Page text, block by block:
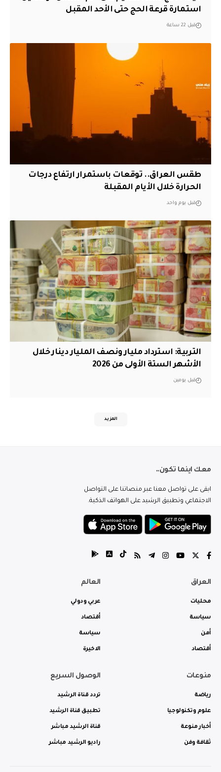
استمارة قرعة الحج حتى الأحد المقبل
قبل 22 ساعة
طقس العراق.. توقعات باستمرار ارتفاع درجات
الحرارة خلال الأيام المقبلة
قبل يوم واحد
التربية: استرداد مليار ونصف المليار دينار خلال
الأشهر الستة الأولى من 2026
قبل يومين
المزيد
معك اينما تكون..
ابقى على تواصل معنا عبر منصاتنا على التواصل
الاجتماعي وتطبيق الرشيد على الهواتف الذكية.
العراق
محليات
سياسة
أمن
أقتصاد
العالم
عربي ودولي
أقتصاد
سياسة
الاخيرة
منوعات
رياضة
علوم وتكنولوجيا
أخبار منوعة
ثقافة وفن
الوصول السريع
تردد قناة الرشيد
تطبيق قناة الرشيد
قناة الرشيد مباشر
راديو الرشيد مباشر